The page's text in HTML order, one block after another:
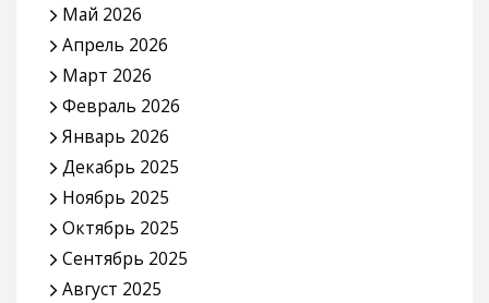
Май 2026
Апрель 2026
Март 2026
Февраль 2026
Январь 2026
Декабрь 2025
Ноябрь 2025
Октябрь 2025
Сентябрь 2025
Август 2025